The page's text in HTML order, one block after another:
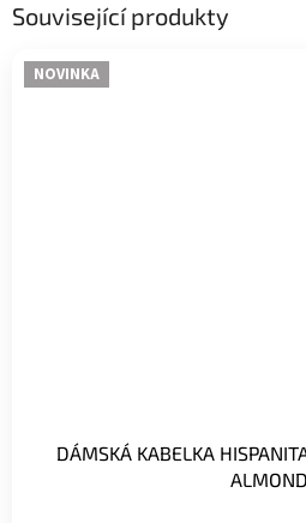
Související produkty
NOVINKA
DÁMSKÁ KABELKA
ALMOND